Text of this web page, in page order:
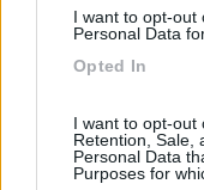
I want to opt-out
Personal Data
Opted In
I want to opt-out
Retention, Sale,
Personal Data
Purposes for
al sistema di iniezione, al
Che poi, il quadro
carburante ecc ecc)